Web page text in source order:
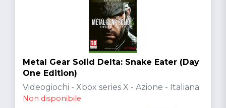
Metal Gear Solid Delta: Snake Eater (Day
One Edition)
Videogiochi - Xbox series X - Azione - Italiana
Non disponibile